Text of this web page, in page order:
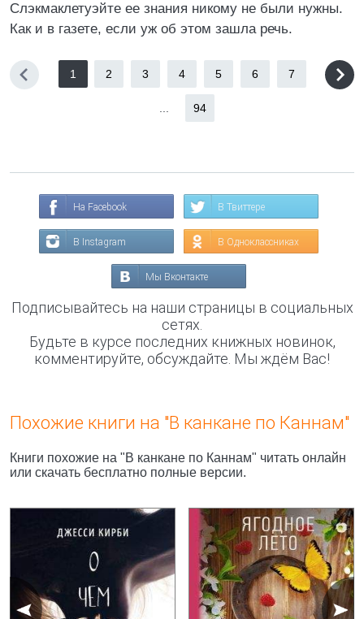
Слэкмаклетуэйте ее знания никому не были нужны.
Как и в газете, если уж об этом зашла речь.
1 2 3 4 5 6 7
94
На Facebook В Твиттере
В Instagram В Одноклассниках
Мы Вконтакте
Подписывайтесь на наши страницы в социальных
сетях.
Будьте в курсе последних книжных новинок,
комментируйте, обсуждайте. Мы ждём Вас!
Похожие книги на "В канкане по Каннам"
Книги похожие на "В канкане по Каннам" читать онлайн
или скачать бесплатно полные версии.